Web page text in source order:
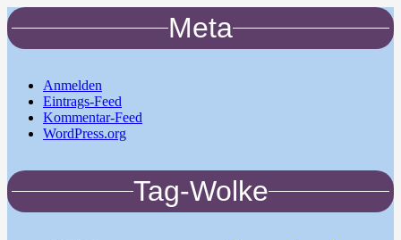
Meta
Anmelden
Eintrags-Feed
Kommentar-Feed
WordPress.org
Tag-Wolke